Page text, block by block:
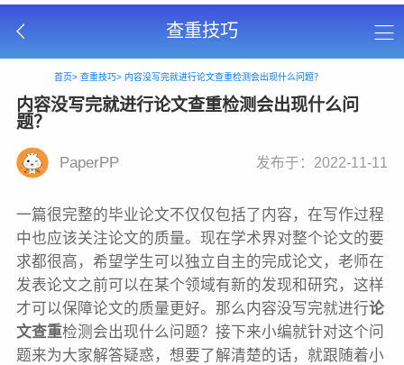
查重技巧
首页> 查重技巧> 内容没写完就进行论文查重检测会出现什么问题？
内容没写完就进行论文查重检测会出现什么问
题？
PaperPP 发布于：2022-11-11
一篇很完整的毕业论文不仅仅包括了内容，在写作过程
中也应该关注论文的质量。现在学术界对整个论文的要
求都很高，希望学生可以独立自主的完成论文，老师在
发表论文之前可以在某个领域有新的发现和研究，这样
才可以保障论文的质量更好。那么内容没写完就进行论
文查重检测会出现什么问题？接下来小编就针对这个问
题来为大家解答疑惑，想要了解清楚的话，就跟随着小